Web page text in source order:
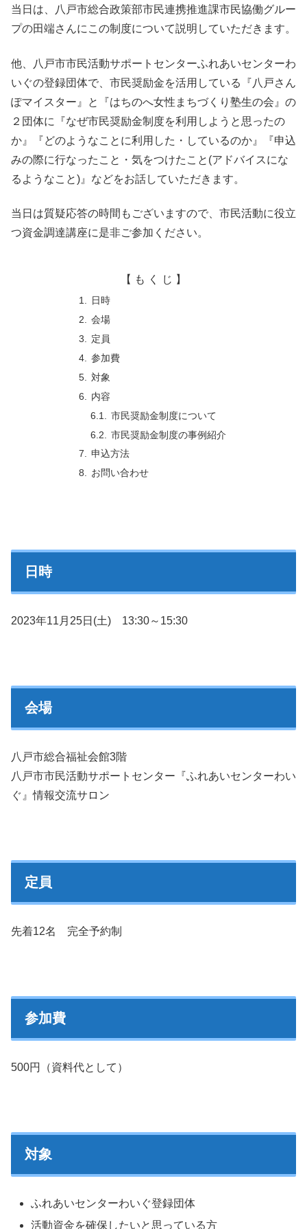
当日は、八戸市総合政策部市民連携推進課市民協働グルー
プの田端さんにこの制度について説明していただきます。
他、八戸市市民活動サポートセンターふれあいセンターわ
いぐの登録団体で、市民奨励金を活用している『八戸さん
ぽマイスター』と『はちのへ女性まちづくり塾生の会』の
２団体に『なぜ市民奨励金制度を利用しようと思ったの
か』『どのようなことに利用した・しているのか』『申込
みの際に行なったこと・気をつけたこと(アドバイスにな
るようなこと)』などをお話していただきます。
当日は質疑応答の時間もございますので、市民活動に役立
つ資金調達講座に是非ご参加ください。
【 も く じ 】
日時
会場
定員
参加費
対象
内容
市民奨励金制度について
市民奨励金制度の事例紹介
申込方法
お問い合わせ
日時
2023年11月25日(土) 13:30～15:30
会場
八戸市総合福祉会館3階
八戸市市民活動サポートセンター『ふれあいセンターわい
ぐ』情報交流サロン
定員
先着12名 完全予約制
参加費
500円（資料代として）
対象
ふれあいセンターわいぐ登録団体
活動資金を確保したいと思っている方